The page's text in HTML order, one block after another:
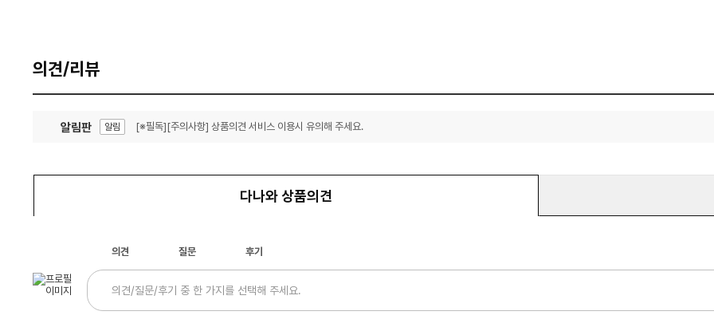
의견/리뷰
알림판 알림 [※필독][주의사항] 상품의견 서비스 이용시 유의해 주세요.
다나와 상품의견
의견 질문 후기